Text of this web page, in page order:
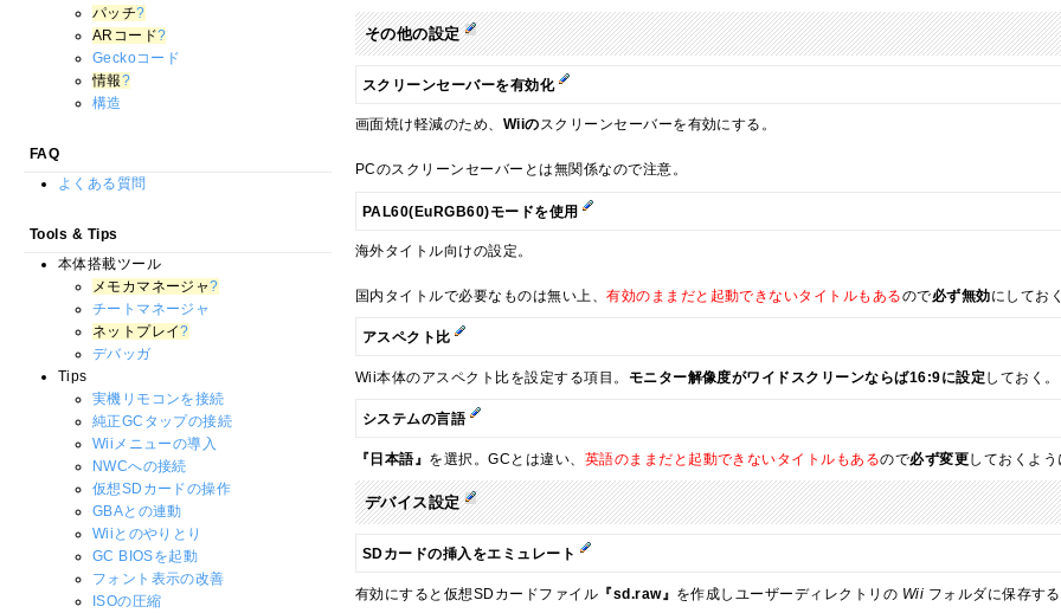
その他の設定
スクリーンセーバーを有効化
画面焼け軽減のため、 Wiiのスクリーンセーバーを有効にする。
PCのスクリーンセーバーとは無関係なので注意。
PAL60(EuRGB60)モードを使用
海外タイトル向けの設定。
国内タイトルで必要なものは無い上、有効のままだと起動できないタイトルもあるので必ず無効にしてお
アスペクト比
Wii本体のアスペクト比を設定する項目。 モニター解像度がワイドスクリーンならば16:9に設定しておく。
システムの言語
『日本語』 を選択。GCとは違い、 英語のままだと起動できないタイトルもあるので必ず変更しておくよう
デバイス設定
SDカードの挿入をエミュレート
有効にすると仮想SDカードファイル 『sd.raw』 を作成しユーザーディレクトリの Wii フォルダに保存す
パッチ?
ARコード?
Geckoコード
情報?
構造
FAQ
よくある質問
Tools & Tips
本体搭載ツール
メモカマネージャ?
チートマネージャ
ネットプレイ?
デバッガ
Tips
実機リモコンを接続
純正GCタップの接続
Wiiメニューの導入
NWCへの接続
仮想SDカードの操作
GBAとの連動
Wiiとのやりとり
GC BIOSを起動
フォント表示の改善
ISOの圧縮